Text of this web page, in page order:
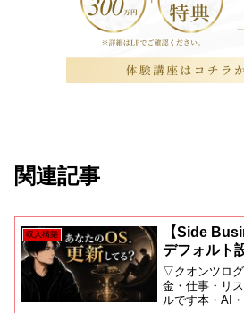
関連記事
収入構築
【Side
デフォルト
▽クオンツロ
金・仕事・リ
ルです本・AI